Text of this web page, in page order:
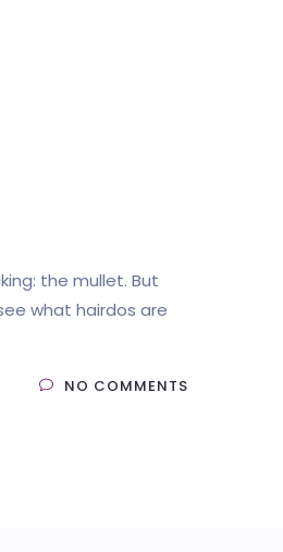
the mullet. But
what hairdos are
NO COMMENTS